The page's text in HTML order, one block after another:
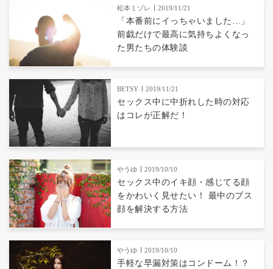
松本ミゾレ 2019/11/21
「本番前にイっちゃいました…」
前戯だけで最高に気持ちよくなっ
た男たちの体験談
BETSY 2019/11/21
セックス中に中折れした時の対応
はコレが正解だ！
やうゆ 2019/10/10
セックス中のイキ顔・感じてる顔
をかわいく見せたい！ 最中のブス
顔を解決する方法
やうゆ 2019/10/10
手軽な早漏対策はコンドーム！？